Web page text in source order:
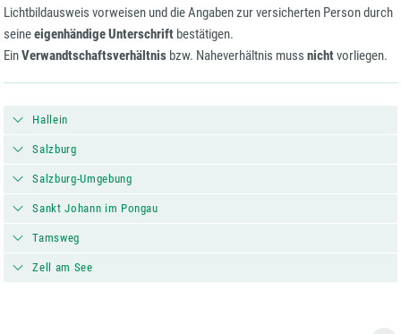
Lichtbildausweis vorweisen und die Angaben zur versicherten Person durch
seineeigenhändige Unterschrift bestätigen.
EinVerwandtschaftsverhältnis bzw. Naheverhältnis mussnichtvorliegen.
Hallein
Salzburg
Salzburg-Umgebung
Sankt Johann im Pongau
Tamsweg
Zell am See